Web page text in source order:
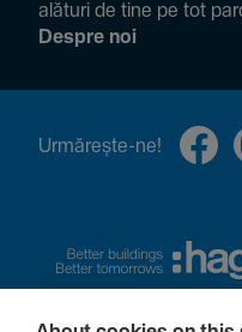
alături de tine pe tot
Despre noi
Urmă­rește-ne!